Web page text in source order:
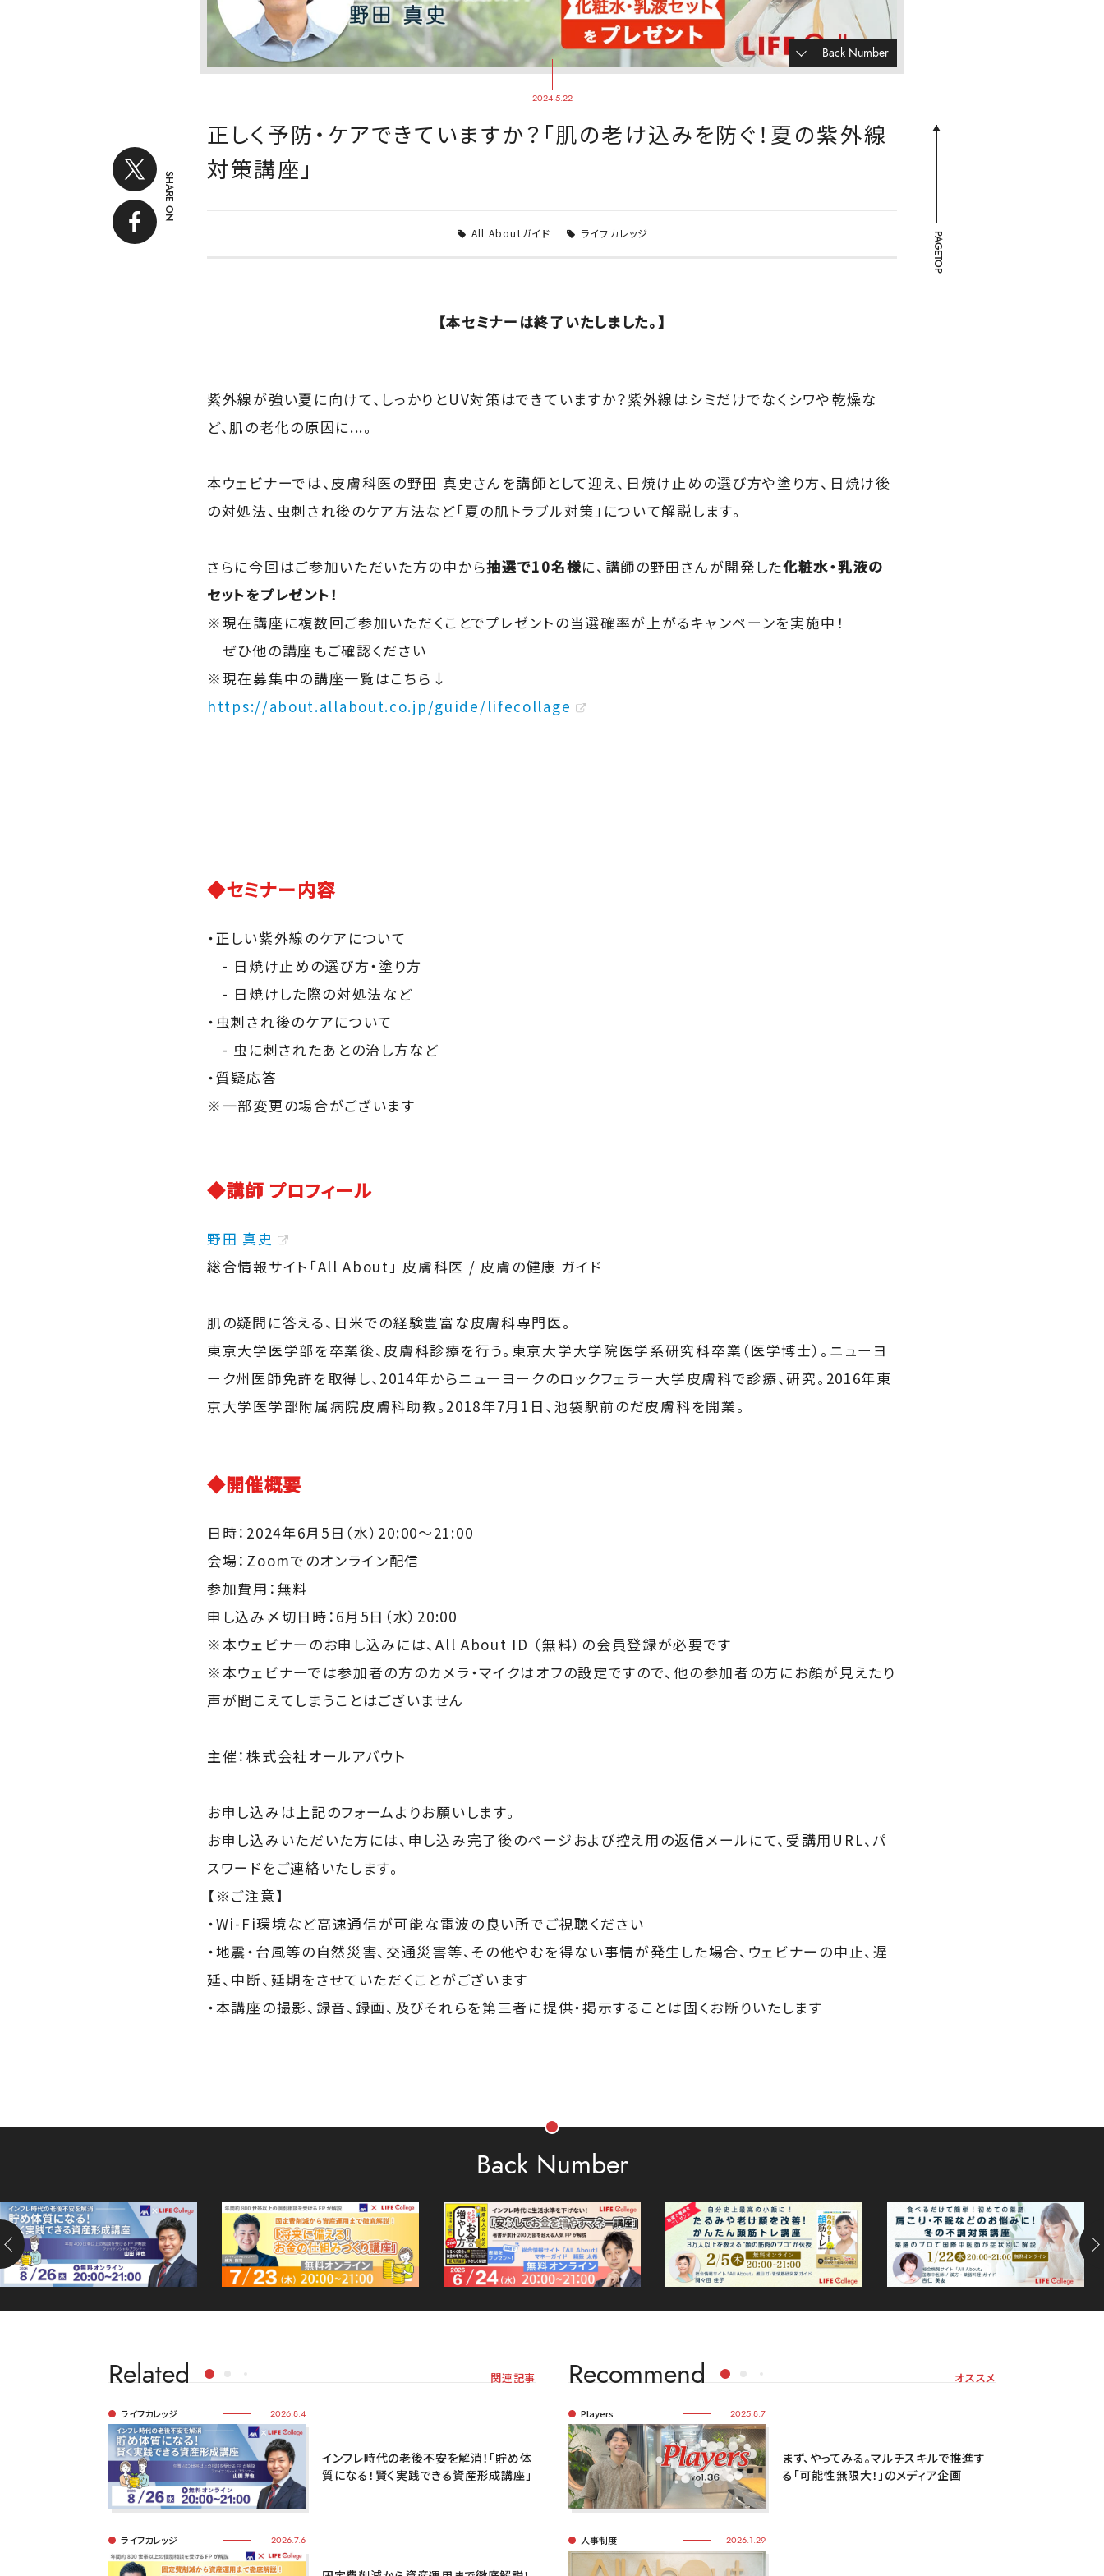
Back Number
2024.5.22
SHARE ON
正しく予防・ケアできていますか？「肌の老け込みを防ぐ！夏の紫外線
対策講座」
All Aboutガイド ライフカレッジ
【本セミナーは終了いたしました。】
紫外線が強い夏に向けて、しっかりとUV対策はできていますか？紫外線はシミだけでなくシワや乾燥な
ど、肌の老化の原因に...。
本ウェビナーでは、皮膚科医の野田 真史さんを講師として迎え、日焼け止めの選び方や塗り方、日焼け後
の対処法、虫刺され後のケア方法など「夏の肌トラブル対策」について解説します。
さらに今回はご参加いただいた方の中から抽選で10名様に、講師の野田さんが開発した化粧水・乳液の
セットをプレゼント！
※現在講座に複数回ご参加いただくことでプレゼントの当選確率が上がるキャンペーンを実施中！
ぜひ他の講座もご確認ください
※現在募集中の講座一覧はこちら↓
https://about.allabout.co.jp/guide/lifecollage
◆セミナー内容
・正しい紫外線のケアについて
- 日焼け止めの選び方・塗り方
- 日焼けした際の対処法など
・虫刺され後のケアについて
- 虫に刺されたあとの治し方など
・質疑応答
※一部変更の場合がございます
◆講師 プロフィール
野田 真史
総合情報サイト「All About」 皮膚科医 / 皮膚の健康 ガイド
肌の疑問に答える、日米での経験豊富な皮膚科専門医。
東京大学医学部を卒業後、皮膚科診療を行う。東京大学大学院医学系研究科卒業（医学博士）。ニューヨ
ーク州医師免許を取得し、2014年からニューヨークのロックフェラー大学皮膚科で診療、研究。2016年東
京大学医学部附属病院皮膚科助教。2018年7月1日、池袋駅前のだ皮膚科を開業。
◆開催概要
日時：2024年6月5日（水）20:00～21:00
会場：Zoomでのオンライン配信
参加費用：無料
申し込み〆切日時：6月5日（水）20:00
※本ウェビナーのお申し込みには、All About ID （無料）の会員登録が必要です
※本ウェビナーでは参加者の方のカメラ・マイクはオフの設定ですので、他の参加者の方にお顔が見えたり
声が聞こえてしまうことはございません
主催：株式会社オールアバウト
お申し込みは上記のフォームよりお願いします。
お申し込みいただいた方には、申し込み完了後のページおよび控え用の返信メールにて、受講用URL、パ
スワードをご連絡いたします。
【※ご注意】
・Wi-Fi環境など高速通信が可能な電波の良い所でご視聴ください
・地震・台風等の自然災害、交通災害等、その他やむを得ない事情が発生した場合、ウェビナーの中止、遅
延、中断、延期をさせていただくことがございます
・本講座の撮影、録音、録画、及びそれらを第三者に提供・掲示することは固くお断りいたします
PAGETOP
Back Number
Related 関連記事
ライフカレッジ 2026.8.4
インフレ時代の老後不安を解消！「貯め体
質になる！賢く実践できる資産形成講座」
ライフカレッジ 2026.7.6
Recommend オススメ
Players 2025.8.7
まず、やってみる。マルチスキルで推進す
る「可能性無限大！」のメディア企画
人事制度 2026.1.29